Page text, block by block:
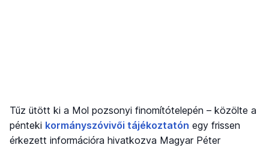
Tűz ütött ki a Mol pozsonyi finomítótelepén – közölte a
pénteki kormányszóvivői tájékoztatón egy frissen
érkezett információra hivatkozva Magyar Péter